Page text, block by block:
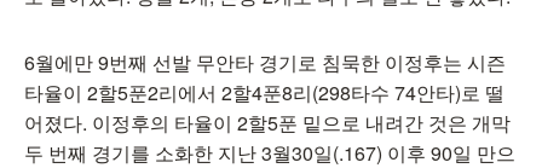
6월에만 9번째 선발 무안타 경기로 침묵한 이정후는 시즌
타율이 2할5푼2리에서 2할4푼8리(298타수 74안타)로 떨
어졌다. 이정후의 타율이 2할5푼 밑으로 내려간 것은 개막
두 번째 경기를 소화한 지난 3월30일(.167) 이후 90일 만으